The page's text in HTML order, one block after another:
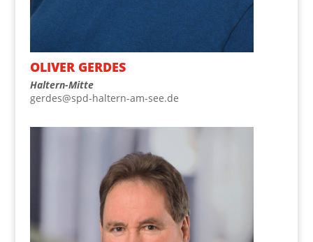
OLI­VER GERDES
Hal­tern-Mit­te
gerdes@spd-haltern-am-see.de